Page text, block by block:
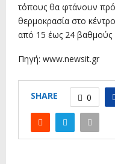
τόπους θα φτάνουν
θερμοκρασία στο
από 15 έως 24 βαθμούς
Πηγή: www.newsit.gr
SHARE 0